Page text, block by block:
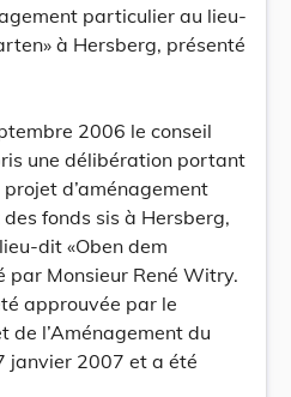
particulier au lieu-
à Hersberg, présenté
2006 le conseil
une délibération portant
d’aménagement
fonds sis à Hersberg,
dit «Oben dem
par Monsieur René Witry.
approuvée par le
de l’Aménagement du
janvier 2007 et a été